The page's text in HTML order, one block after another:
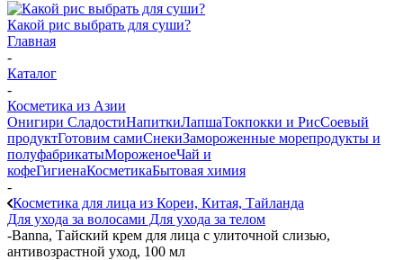
Какой рис выбрать для суши?
Главная
-
Каталог
-
Косметика из Азии
Онигири СладостиНапиткиЛапшаТокпокки и РисСоевый
продуктГотовим самиСнекиЗамороженные морепродукты и
полуфабрикатыМороженоеЧай и
кофеГигиенаКосметикаБытовая химия
-
Косметика для лица из Кореи, Китая, Тайланда
Для ухода за волосами Для ухода за телом
-Banna, Тайский крем для лица с улиточной слизью,
антивозрастной уход, 100 мл